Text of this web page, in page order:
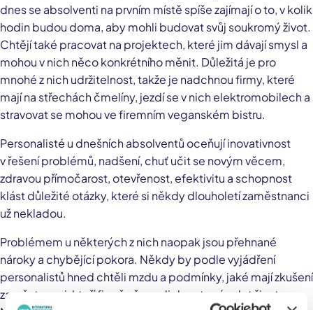
dnes se absolventi na prvním místě spíše zajímají o to, v kolik
hodin budou doma, aby mohli budovat svůj soukromý život.
Chtějí také pracovat na projektech, které jim dávají smysl a
mohou v nich něco konkrétního měnit. Důležitá je pro
mnohé z nich udržitelnost, takže je nadchnou firmy, které
mají na střechách čmelíny, jezdí se v nich elektromobilech a
stravovat se mohou ve firemním veganském bistru.
Personalisté u dnešních absolventů oceňují inovativnost
v řešení problémů, nadšení, chuť učit se novým věcem,
zdravou přímočarost, otevřenost, efektivitu a schopnost
klást důležité otázky, které si někdy dlouholetí zaměstnanci
už nekladou.
Problémem u některých z nich naopak jsou přehnané
nároky a chybějící pokora. Někdy by podle vyjádření
personalistů hned chtěli mzdu a podmínky, jaké mají zkušení
zaměstnanci, kteří firmě věnovali deset a více let života.